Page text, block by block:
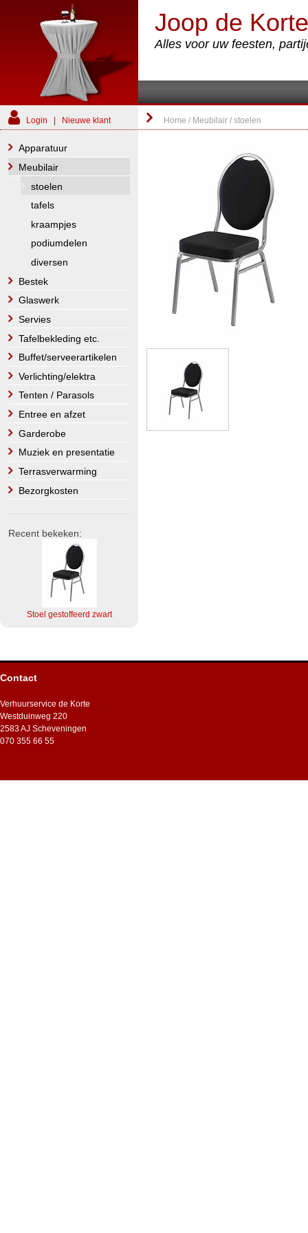
Joop de
Alles voor uw feesten,
Login Nieuwe klant Home / Meubilair /stoelen
Apparatuur
Meubilair
stoelen
tafels
kraampjes
podiumdelen
diversen
Bestek
Glaswerk
Servies
Tafelbekleding etc.
Buffet/serveerartikelen
Verlichting/elektra
Tenten / Parasols
Entree en afzet
Garderobe
Muziek en presentatie
Terrasverwarming
Bezorgkosten
Recent bekeken:
Stoel gestoffeerd zwart
Contact
Verhuurservice de Korte
Westduinweg 220
2583 AJ Scheveningen
070 355 66 55